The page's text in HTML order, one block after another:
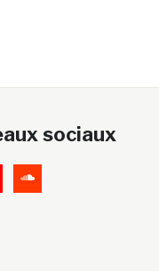
sociaux